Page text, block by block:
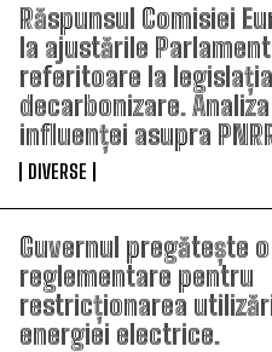
Răspunsul Comisiei
la ajustările
referitoare la
decarbonizare. Analiza
influenței asupra
DIVERSE
Guvernul pregătește o
reglementare pentru
restricționarea
energiei electrice.